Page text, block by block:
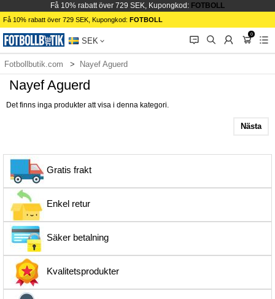
Få 10% rabatt över 729 SEK, Kupongkod: FOTBOLL
Få 10% rabatt över 729 SEK, Kupongkod: FOTBOLL
SEK 󰂱 󰂨 󰃳
0
󰃦 󰃖
Fotbollbutik.com Nayef Aguerd
Nayef Aguerd
Det finns inga produkter att visa i denna kategori.
Nästa
Gratis frakt
Enkel retur
Säker betalning
Kvalitetsprodukter